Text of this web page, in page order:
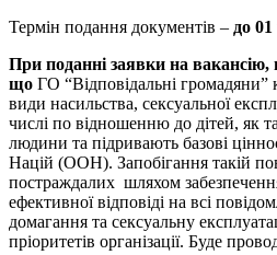
Термін подання документів – до
При поданні заявки на
що ГО “Відповідальні громадяни”
види насильства, сексуальної
числі по відношенню до дітей, як
людини та підривають базові
Націй (ООН). Запобігання такій
постраждалих шляхом
ефективної відповіді на всі
домагання та сексуальну
пріоритетів організації. Буде